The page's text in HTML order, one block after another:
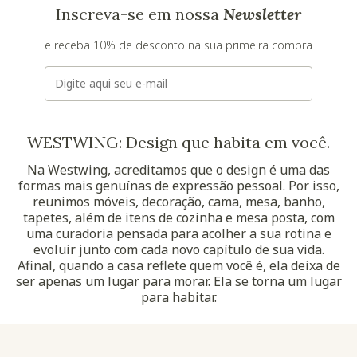
Inscreva-se em nossa Newsletter
e receba 10% de desconto na sua primeira compra
E-mail
WESTWING: Design que habita em você.
Na Westwing, acreditamos que o design é uma das
formas mais genuínas de expressão pessoal. Por isso,
reunimos móveis, decoração, cama, mesa, banho,
tapetes, além de itens de cozinha e mesa posta, com
uma curadoria pensada para acolher a sua rotina e
evoluir junto com cada novo capítulo de sua vida.
Afinal, quando a casa reflete quem você é, ela deixa de
ser apenas um lugar para morar. Ela se torna um lugar
para habitar.